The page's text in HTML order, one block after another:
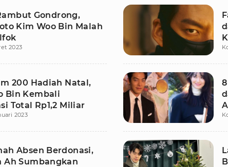
Gondrong,
Kim Woo Bin Malah
2023
200 Hadiah Natal,
Bin Kembali
Total Rp1,2 Miliar
2023
Absen Berdonasi,
Ah Sumbangkan